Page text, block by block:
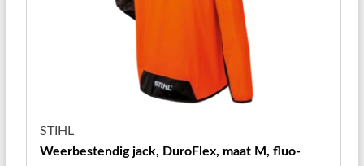
STIHL
Weerbestendig jack, DuroFlex, maat M, fluo-